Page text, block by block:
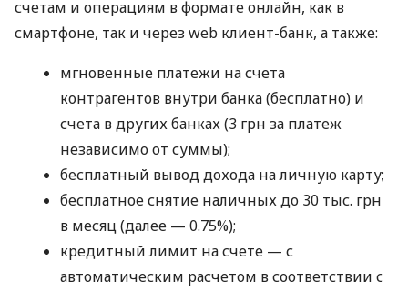
счетам и операциям в формате онлайн, как в
смартфоне, так и через web клиент-банк, а также:
мгновенные платежи на счета
контрагентов внутри банка (бесплатно) и
счета в других банках (3 грн за платеж
независимо от суммы);
бесплатный вывод дохода на личную карту;
бесплатное снятие наличных до 30 тыс. грн
в месяц (далее — 0.75%);
кредитный лимит на счете — с
автоматическим расчетом в соответствии с